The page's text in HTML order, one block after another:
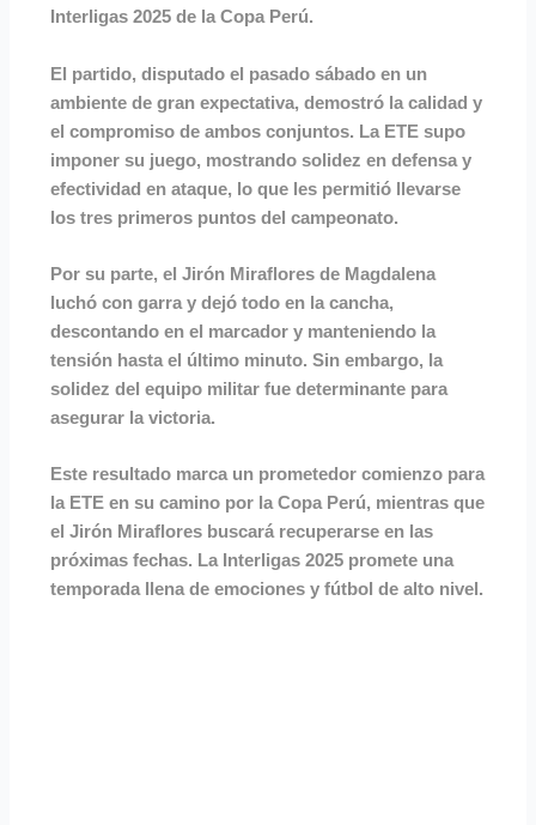
Interligas 2025 de la Copa Perú.
El partido, disputado el pasado sábado en un
ambiente de gran expectativa, demostró la calidad y
el compromiso de ambos conjuntos. La ETE supo
imponer su juego, mostrando solidez en defensa y
efectividad en ataque, lo que les permitió llevarse
los tres primeros puntos del campeonato.
Por su parte, el Jirón Miraflores de Magdalena
luchó con garra y dejó todo en la cancha,
descontando en el marcador y manteniendo la
tensión hasta el último minuto. Sin embargo, la
solidez del equipo militar fue determinante para
asegurar la victoria.
Este resultado marca un prometedor comienzo para
la ETE en su camino por la Copa Perú, mientras que
el Jirón Miraflores buscará recuperarse en las
próximas fechas. La Interligas 2025 promete una
temporada llena de emociones y fútbol de alto nivel.